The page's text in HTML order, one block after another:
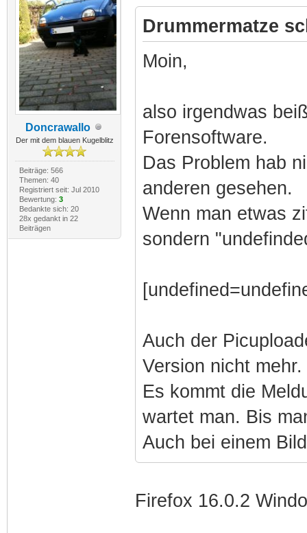
Doncrawallo
Der mit dem blauen Kugelblitz
Beiträge: 566
Themen: 40
Registriert seit: Jul 2010
Bewertung: 3
Bedankte sich: 20
28x gedankt in 22
Beiträgen
Drummermatze
Moin,
also irgendwas
Forensoftware.
Das Problem hab
anderen gesehen.
Wenn man etwas
sondern
Auch der
Version nicht mehr.
Es kommt die
wartet man. Bis
Auch bei einem
Firefox 16.0.2